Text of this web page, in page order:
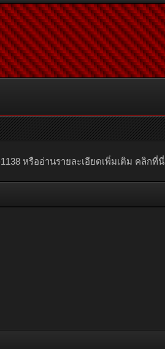
หรืออ่านรายละเอียดเพิ่มเติม คลิกที่นี่